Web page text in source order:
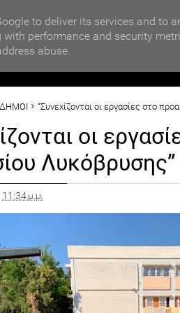
ΑΥΤΟΔΙΟΙΚΗΣΗ
ΔΗΜΟΙ “Συνεχίζονται οι εργασίες στο
οι
Λυκόβρυσης”
11:34 μ.μ.
to deliver its services and to
performance and security
abuse.